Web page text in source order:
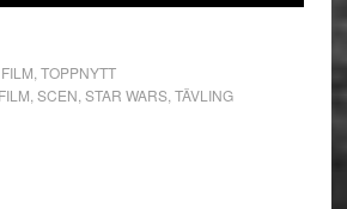
FILM TOPPNYTT
SCEN STAR WARS, TÄVLING